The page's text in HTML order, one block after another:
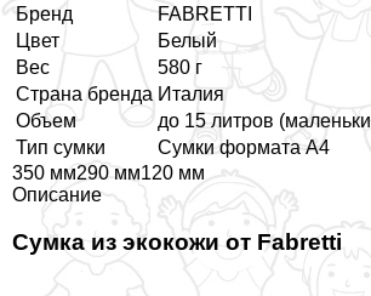
Бренд
FABRETTI
Цвет
Белый
Вес
580 г
Страна бренда Италия
Объем
до 15 литров
Тип сумки
Сумки формата А4
350 мм290 мм120 мм
Описание
Сумка из экокожи от Fabretti